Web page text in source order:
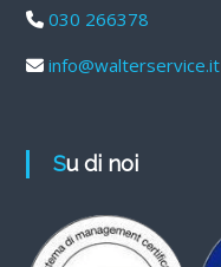
030 266378
info@walterservice.it
Su di noi